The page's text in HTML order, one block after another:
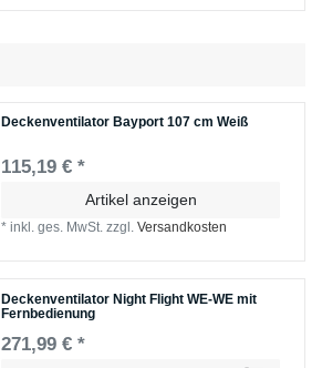
Deckenventilator Bayport 107 cm Weiß
115,19 € *
Artikel anzeigen
*inkl. ges. MwSt. zzgl.Versandkosten
Deckenventilator Night Flight WE-WE mit
Fernbedienung
271,99 € *